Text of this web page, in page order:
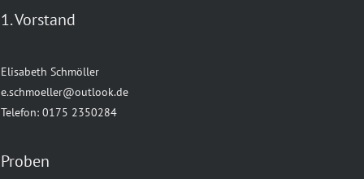
1. Vorstand
Elisabeth Schmöller
e.schmoeller@outlook.de
Telefon: 0175 2350284
Proben